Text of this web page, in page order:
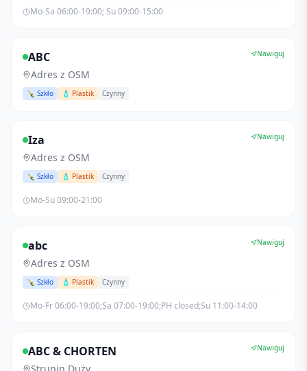
Mo-Sa 06:00-19:00; Su 09:00-15:00
ABC
Adres z OSM
🍾 Szkło 🧴 Plastik Czynny
Nawiguj
Iza
Adres z OSM
🍾 Szkło 🧴 Plastik Czynny
Nawiguj
Mo-Su 09:00-21:00
abc
Adres z OSM
🍾 Szkło 🧴 Plastik Czynny
Nawiguj
Mo-Fr 06:00-19:00;Sa 07:00-19:00;PH closed;Su 11:00-14:00
ABC & CHORTEN Nawiguj